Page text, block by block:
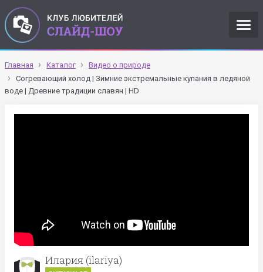
Главная Каталог
Видео о природе
Согревающий холод | Зимние экстремальные купания в ледяной
воде | Древние традиции славян | HD
Илария (ilariya)